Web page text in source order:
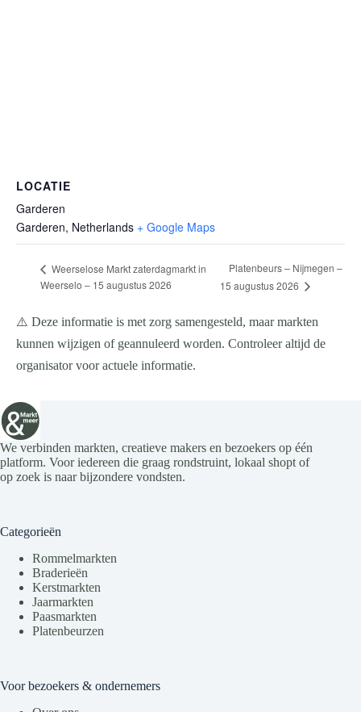
LOCATIE
Garderen
Garderen, Netherlands + Google Maps
Weerselose Markt zaterdagmarkt in
Weerselo – 15 augustus 2026
Platenbeurs – Nijmegen –
15 augustus 2026
⚠️ Deze informatie is met zorg samengesteld, maar markten
kunnen wijzigen of geannuleerd worden. Controleer altijd de
organisator voor actuele informatie.
We verbinden markten, creatieve makers en bezoekers op één
platform. Voor iedereen die graag rondstruint, lokaal shopt of
op zoek is naar bijzondere vondsten.
Categorieën
Rommelmarkten
Braderieën
Kerstmarkten
Jaarmarkten
Paasmarkten
Platenbeurzen
Voor bezoekers & ondernemers